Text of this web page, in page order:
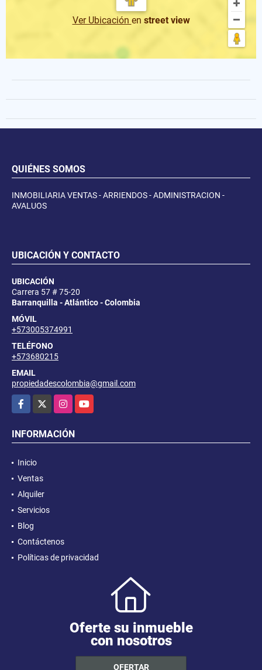
Ver Ubicación en street view
QUIÉNES SOMOS
INMOBILIARIA VENTAS - ARRIENDOS - ADMINISTRACION -
AVALUOS
UBICACIÓN Y CONTACTO
UBICACIÓN
Carrera 57 # 75-20
Barranquilla - Atlántico - Colombia
MÓVIL
+573005374991
TELÉFONO
+573680215
EMAIL
propiedadescolombia@gmail.com
Facebook
InstagramYouTube
INFORMACIÓN
Inicio
Ventas
Alquiler
Servicios
Blog
Contáctenos
Políticas de privacidad
Oferte su inmueble
con nosotros
OFERTAR